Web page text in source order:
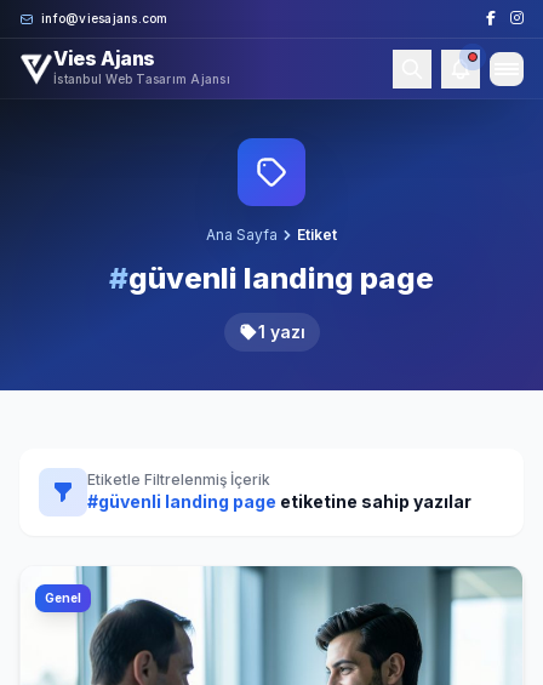
Skip to content
info@viesajans.com
Vies Ajans
İstanbul Web Tasarım Ajansı
Ana Sayfa Etiket
#güvenli landing page
1 yazı
Etiketle Filtrelenmiş İçerik
#güvenli landing page etiketine sahip yazılar
Genel